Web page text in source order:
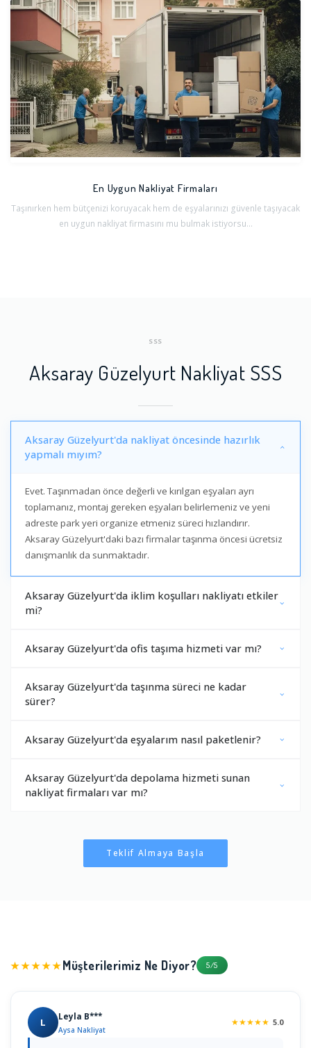
En Uygun Nakliyat Firmaları
Taşınırken hem bütçenizi koruyacak hem de eşyalarınızı güvenle taşıyacak
en uygun nakliyat firmasını mu bulmak istiyorsu...
SSS
Aksaray Güzelyurt Nakliyat SSS
Aksaray Güzelyurt'da nakliyat öncesinde hazırlık
yapmalı mıyım?
Evet. Taşınmadan önce değerli ve kırılgan eşyaları ayrı
toplamanız, montaj gereken eşyaları belirlemeniz ve yeni
adreste park yeri organize etmeniz süreci hızlandırır.
Aksaray Güzelyurt'daki bazı firmalar taşınma öncesi ücretsiz
danışmanlık da sunmaktadır.
Aksaray Güzelyurt'da iklim koşulları nakliyatı etkiler
mi?
Aksaray Güzelyurt'da ofis taşıma hizmeti var mı?
Aksaray Güzelyurt'da taşınma süreci ne kadar
sürer?
Aksaray Güzelyurt'da eşyalarım nasıl paketlenir?
Aksaray Güzelyurt'da depolama hizmeti sunan
nakliyat firmaları var mı?
Teklif Almaya Başla
★★★★★Müşterilerimiz Ne Diyor? 5/5
L Leyla B***
Aysa Nakliyat
★★★★★ 5.0